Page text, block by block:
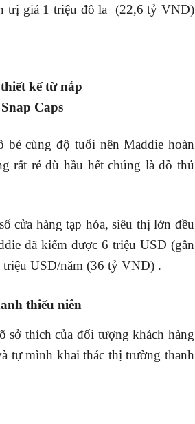
trị giá 1 triệu đô la (22,6 tỷ VND)
kế từ nắp
Caps
bé cùng độ tuổi nên Maddie hoàn
rất rẻ dù hầu hết chúng là đồ thủ
cửa hàng tạp hóa, siêu thị lớn đều
đã kiếm được 6 triệu USD (gần
USD/năm (36 tỷ VND) .
thiếu niên
sở thích của đối tượng khách hàng
tự mình khai thác thị trường thanh